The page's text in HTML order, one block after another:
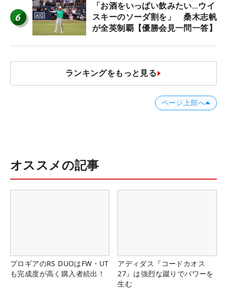
6
「お酒をいっぱい飲みたい…ウイ
スキーのソーダ割を」 桑木志帆
が全英制覇【優勝会見一問一答】
ランキングをもっと見る
ページ上部へ
オススメの記事
プロギアのRS DUOはFW・UT
も完成度が高く購入者続出！
アディダス『コードカオス
27』は強烈な蹴りでパワーを
生む